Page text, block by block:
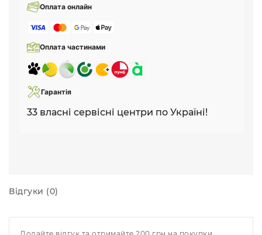
Оплата онлайн
Оплата частинами
Гарантія
33 власні сервісні центри по Україні!
Відгуки (0)